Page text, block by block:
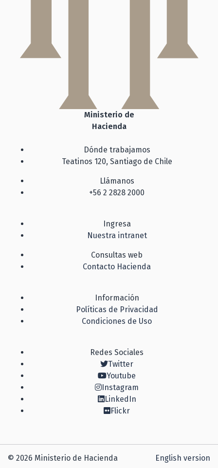
Ministerio de
Hacienda
Dónde trabajamos
Teatinos 120, Santiago de Chile
Llámanos
+56 2 2828 2000
Ingresa
Nuestra intranet
Consultas web
Contacto Hacienda
Información
Políticas de Privacidad
Condiciones de Uso
Redes Sociales
Twitter
Youtube
Instagram
LinkedIn
Flickr
© 2026 Ministerio de Hacienda English version